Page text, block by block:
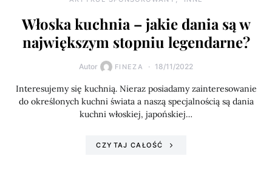
Włoska kuchnia – jakie dania są w
największym stopniu legendarne?
Autor FINEZA 18/11/2022
Interesujemy się kuchnią. Nieraz posiadamy zainteresowanie
do określonych kuchni świata a naszą specjalnością są dania
kuchni włoskiej, japońskiej…
CZYTAJ CAŁOŚĆ